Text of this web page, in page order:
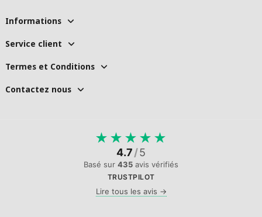
Informations
Service client
Termes et Conditions
Contactez nous
★ ★ ★ ★ ★
4.7/5
Basé sur 435 avis vérifiés
TRUSTPILOT
Lire tous les avis →